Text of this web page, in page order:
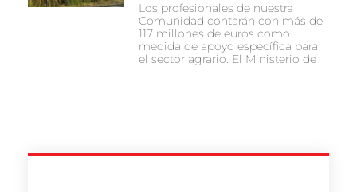
Los profesionales de nuestra
Comunidad contarán con más de
117 millones de euros como
medida de apoyo específica para
el sector agrario. El Ministerio de